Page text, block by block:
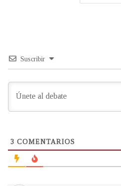
Suscribir
3 COMENTARIOS